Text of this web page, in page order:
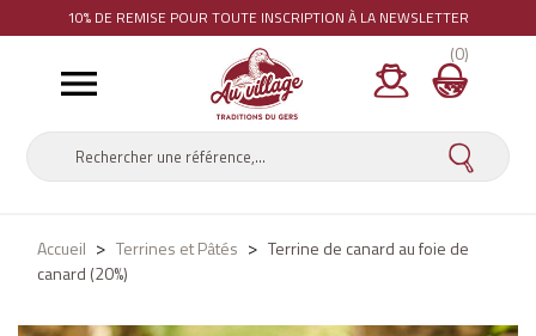
10% DE REMISE POUR TOUTE INSCRIPTION À LA NEWSLETTER

(0)
Accueil Terrines et Pâtés
Terrine de canard au foie de
canard (20%)